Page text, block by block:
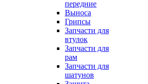
передние
Выноса
Грипсы
Запчасти для
втулок
Запчасти для
рам
Запчасти для
шатунов